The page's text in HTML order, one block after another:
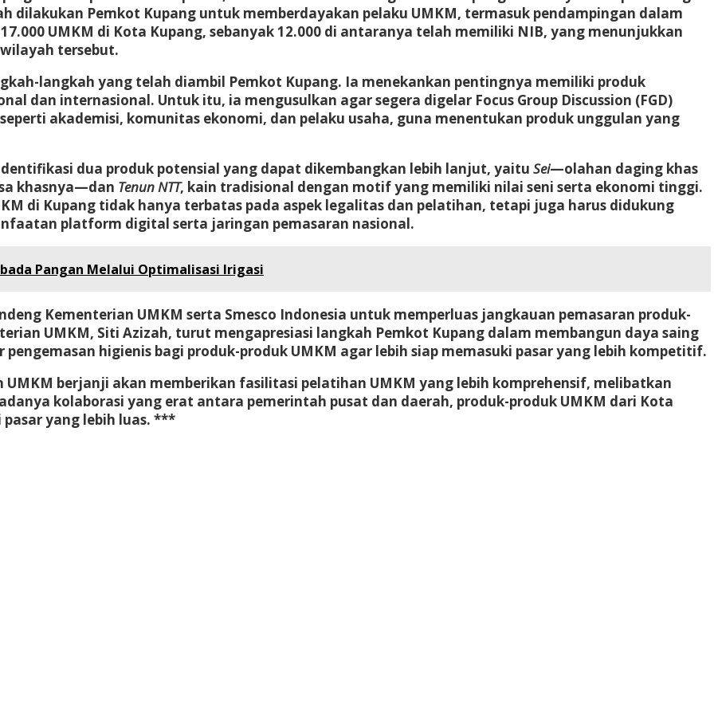
dilakukan Pemkot Kupang untuk memberdayakan pelaku UMKM, termasuk pendampingan dalam
UMKM di Kota Kupang, sebanyak 12.000 di antaranya telah memiliki NIB, yang menunjukkan
tersebut.
langkah yang telah diambil Pemkot Kupang. Ia menekankan pentingnya memiliki produk
dan internasional. Untuk itu, ia mengusulkan agar segera digelar Focus Group Discussion (FGD)
akademisi, komunitas ekonomi, dan pelaku usaha, guna menentukan produk unggulan yang
dua produk potensial yang dapat dikembangkan lebih lanjut, yaitu Sei—olahan daging khas
khasnya—dan Tenun NTT, kain tradisional dengan motif yang memiliki nilai seni serta ekonomi tinggi.
di Kupang tidak hanya terbatas pada aspek legalitas dan pelatihan, tetapi juga harus didukung
platform digital serta jaringan pemasaran nasional.
Pangan Melalui Optimalisasi Irigasi
Kementerian UMKM serta Smesco Indonesia untuk memperluas jangkauan pemasaran produk-
UMKM, Siti Azizah, turut mengapresiasi langkah Pemkot Kupang dalam membangun daya saing
higienis bagi produk-produk UMKM agar lebih siap memasuki pasar yang lebih kompetitif.
berjanji akan memberikan fasilitasi pelatihan UMKM yang lebih komprehensif, melibatkan
kolaborasi yang erat antara pemerintah pusat dan daerah, produk-produk UMKM dari Kota
yang lebih luas. ***